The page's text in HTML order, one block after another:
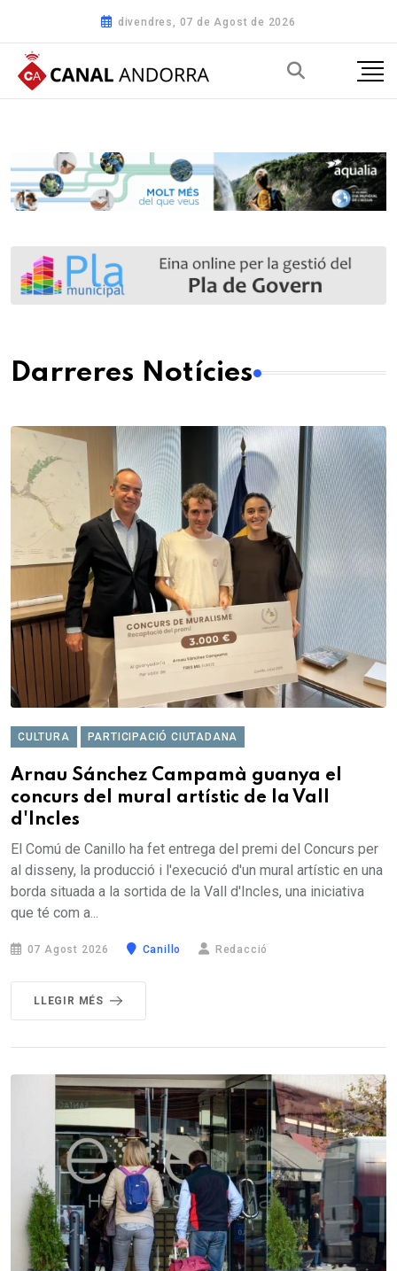
divendres, 07 de Agost de 2026
Darreres Notícies
CULTURA PARTICIPACIÓ CIUTADANA
Arnau Sánchez Campamà guanya el
concurs del mural artístic de la Vall
d'Incles
El Comú de Canillo ha fet entrega del premi del Concurs per
al disseny, la producció i l'execució d'un mural artístic en una
borda situada a la sortida de la Vall d'Incles, una iniciativa
que té com a...
07 Agost 2026 Canillo Redacció
LLEGIR MÉS